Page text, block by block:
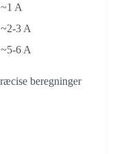
~1 A
~2-3 A
~5-6 A
beregninger